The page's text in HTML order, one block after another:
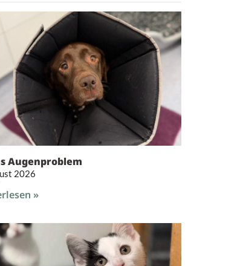
Augenproblem
2026
»